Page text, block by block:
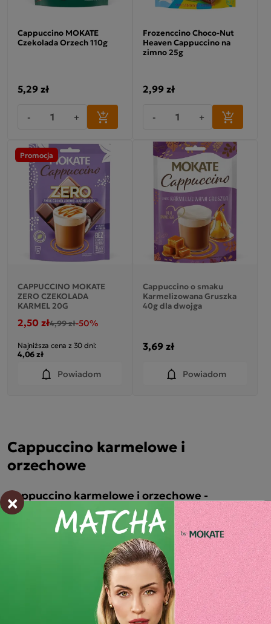
Cappuccino MOKATE
Czekolada Orzech 110g
5,29 zł
- +
Frozenccino Choco-Nut
Heaven Cappuccino na
zimno 25g
2,99 zł
- +
Promocja
CAPPUCCINO MOKATE
ZERO CZEKOLADA
KARMEL 20G
2,50 zł4,99 zł-50%
Najniższa cena z 30 dni:
4,06 zł
Powiadom
Cappuccino o smaku
Karmelizowana Gruszka
40g dla dwojga
3,69 zł
Powiadom
Cappuccino karmelowe i
orzechowe
Cappuccino karmelowe i orzechowe -
smaczne i szybkie w przygotowaniu
Cappuccino karmelowe i orzechoweto kategoria
rozpuszczalnych napojów kawowych w proszku, w której
znajdziesz warianty przygotowywane przez zalanie wodą lub
aszetki, struny, kartoniki i opakowania
to najczęstsze formy pakowania, dzięki którym
możesz szybko przygotować aromatyczny napój zamiast
Cappuccino orzechowe i karmelowe - te
×